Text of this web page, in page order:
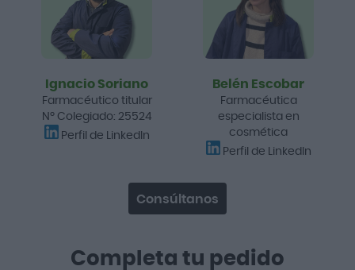
Completa tu pedido
Ignacio Soriano
Farmacéutico titular
Nº Colegiado: 25524
Perfil de LinkedIn
Belén Escobar
Farmacéutica
especialista en
cosmética
Perfil de LinkedIn
Consúltanos